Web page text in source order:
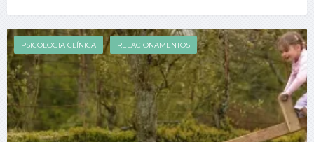
PSICOLOGIA CLÍNICA RELACIONAMENTOS